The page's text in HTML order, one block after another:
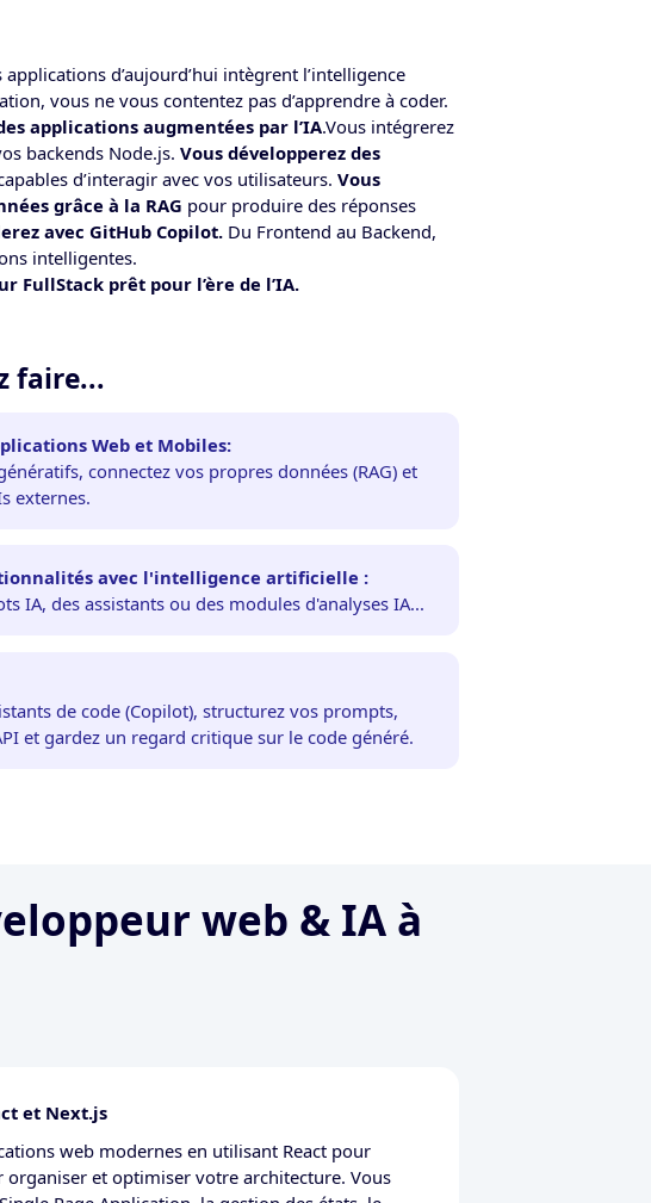
d’aujourd’hui intègrent l’intelligence
vous ne vous contentez pas d’apprendre à coder.
applications augmentées par l’IA.Vous intégrerez
backends Node.js.Vous développerez des
d’interagir avec vos utilisateurs.Vous
grâce à la RAG pour produire des réponses
avec GitHub Copilot. Du Frontend au Backend,
intelligentes.
FullStack prêt pour l’ère de l’IA.
faire...
Web et Mobiles:
connectez vos propres données (RAG) et
externes.
avec l'intelligence artificielle :
IA, des assistants ou des modules d'analyses IA...
de code (Copilot), structurez vos prompts,
et gardez un regard critique sur le code généré.
web & IA à
et Next.js
web modernes en utilisant React pour
et optimiser votre architecture. Vous